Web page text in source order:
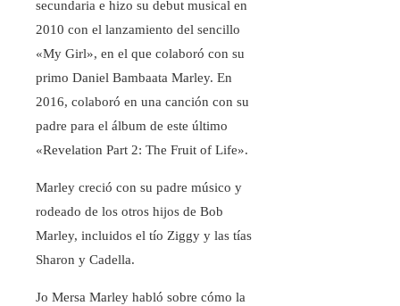
secundaria e hizo su debut musical en
2010 con el lanzamiento del sencillo
«My Girl», en el que colaboró ​​con su
primo Daniel Bambaata Marley. En
2016, colaboró ​​en una canción con su
padre para el álbum de este último
«Revelation Part 2: The Fruit of Life».
Marley creció con su padre músico y
rodeado de los otros hijos de Bob
Marley, incluidos el tío Ziggy y las tías
Sharon y Cadella.
Jo Mersa Marley habló sobre cómo la